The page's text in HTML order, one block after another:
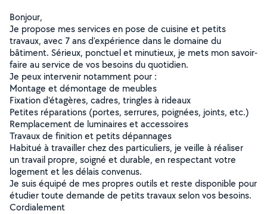
Bonjour,
Je propose mes services en pose de cuisine et petits
travaux, avec 7 ans d'expérience dans le domaine du
bâtiment. Sérieux, ponctuel et minutieux, je mets mon savoir-
faire au service de vos besoins du quotidien.
Je peux intervenir notamment pour :
Montage et démontage de meubles
Fixation d'étagères, cadres, tringles à rideaux
Petites réparations (portes, serrures, poignées, joints, etc.)
Remplacement de luminaires et accessoires
Travaux de finition et petits dépannages
Habitué à travailler chez des particuliers, je veille à réaliser
un travail propre, soigné et durable, en respectant votre
logement et les délais convenus.
Je suis équipé de mes propres outils et reste disponible pour
étudier toute demande de petits travaux selon vos besoins.
Cordialement